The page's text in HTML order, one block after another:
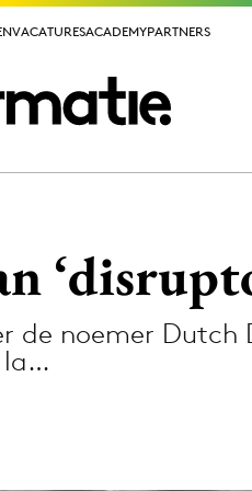
VACATURESACADEMYPARTNERS
VACATURESACADEMYPARTNERS
de noemer Dutch
la…